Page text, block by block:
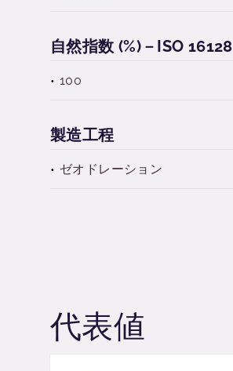
自然指数 (%)－ISO 16128
100
製造工程
ゼオドレーション
代表値